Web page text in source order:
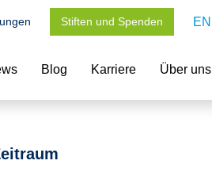
Stiften und Spenden EN
Blog Karriere Über uns